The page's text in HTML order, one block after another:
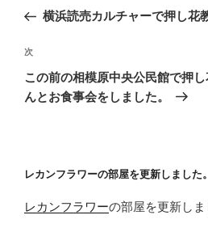
ナ
ビ
ゲ
ー
の
稿
横浜読売カルチャーで押し花
次
の
投
次
この前の相模原中央公民館で押
んとお食事会をしました。
レカンフラワーの部屋を更新しました。
レカンフラワーの部屋を更新しま